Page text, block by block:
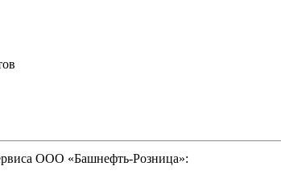
ООО «Башнефть-Розница»: